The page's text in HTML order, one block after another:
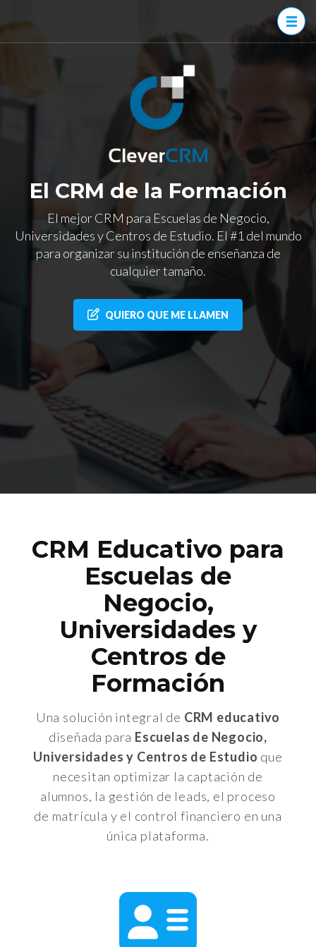
al
contenido
Negocio,
Universidades y
Centros de
El CRM de la Formación
El mejor CRM para Escuelas de Negocio,
Universidades y Centros de Estudio. El #1 del mundo
para organizar su institución de enseñanza de
cualquier tamaño.
QUIERO QUE ME LLAMEN
CRM Educativo para
Escuelas de
Negocio,
Universidades y
Centros de
Formación
Una solución integral de CRM educativo
diseñada para Escuelas de Negocio,
Universidades y Centros de Estudio que
necesitan optimizar la captación de
alumnos, la gestión de leads, el proceso
de matrícula y el control financiero en una
única plataforma.